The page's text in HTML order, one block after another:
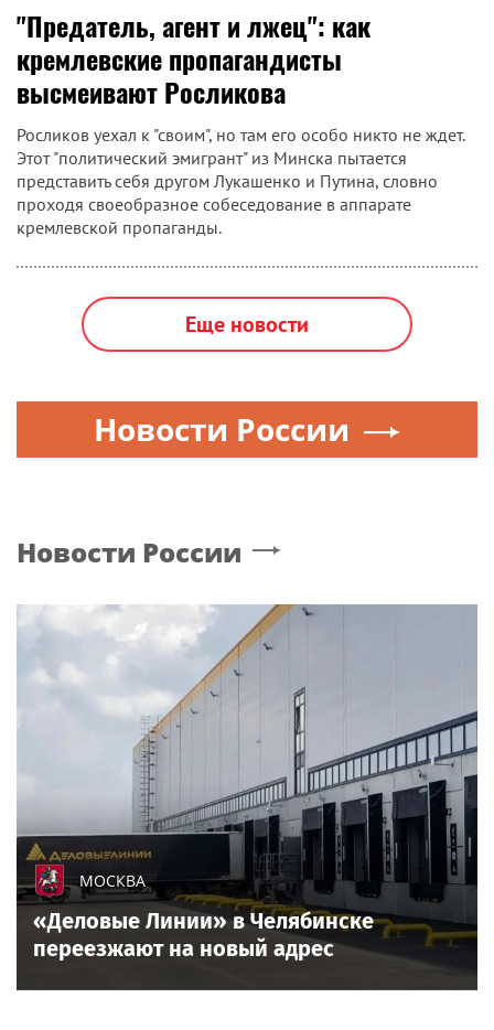
"Предатель, агент и лжец": как
кремлевские пропагандисты
высмеивают Росликова
Росликов уехал к "своим", но там его особо никто не ждет.
Этот "политический эмигрант" из Минска пытается
представить себя другом Лукашенко и Путина, словно
проходя своеобразное собеседование в аппарате
кремлевской пропаганды.
Еще новости
Новости России
Новости России
МОСКВА
«Деловые Линии» в Челябинске
переезжают на новый адрес